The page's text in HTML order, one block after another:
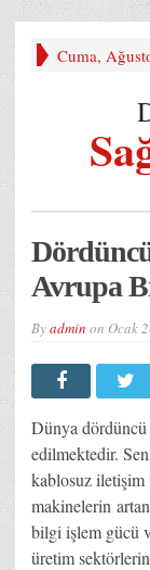
Cuma,
Avrupa
Byadmin on Ocak
Dünya dördüncü
edilmektedir.
kablosuz iletişim
makinelerin
bilgi işlem gücü
üretim